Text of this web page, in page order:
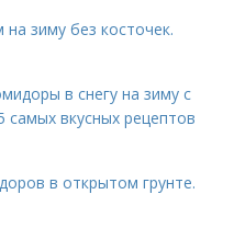
зиму без косточек.
в снегу на зиму с
самых вкусных рецептов
в открытом грунте.